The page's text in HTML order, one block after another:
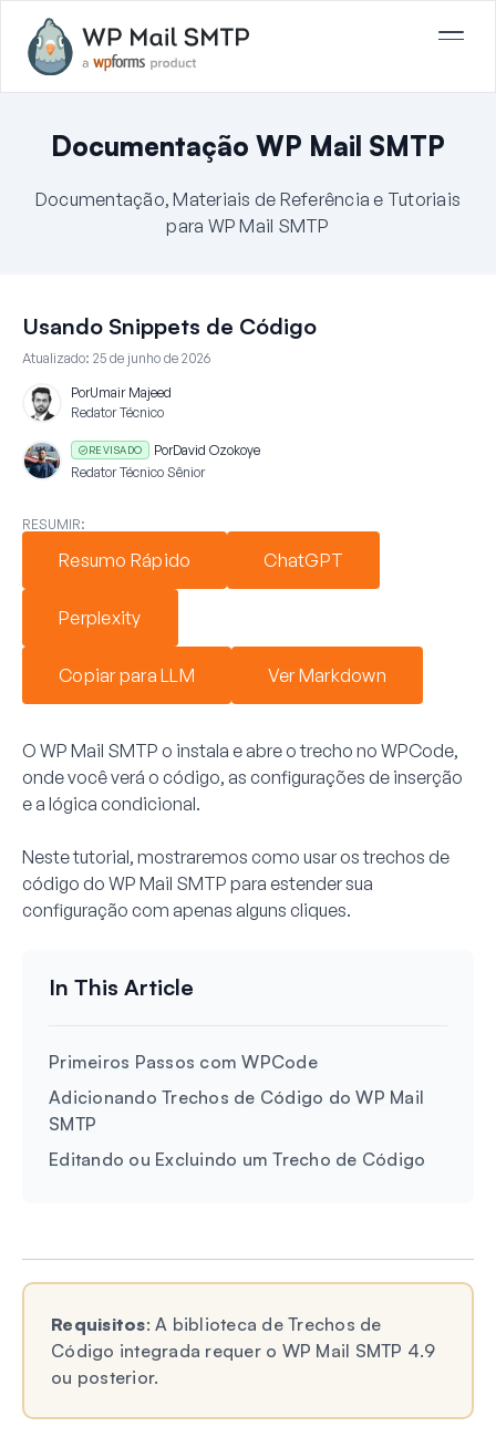
Documentação WP Mail SMTP
Documentação, Materiais de Referência e Tutoriais
para WP Mail SMTP
Usando Snippets de Código
Atualizado: 25 de junho de 2026
PorUmair Majeed
Redator Técnico
REVISADO PorDavid Ozokoye
Redator Técnico Sênior
RESUMIR:
Resumo Rápido ChatGPT
Perplexity
Copiar para LLM Ver Markdown
O WP Mail SMTP o instala e abre o trecho no WPCode,
onde você verá o código, as configurações de inserção
e a lógica condicional.
Neste tutorial, mostraremos como usar os trechos de
código do WP Mail SMTP para estender sua
configuração com apenas alguns cliques.
Primeiros Passos com WPCode
Adicionando Trechos de Código do WP Mail
SMTP
Editando ou Excluindo um Trecho de Código
Requisitos: A biblioteca de Trechos de
Código integrada requer o WP Mail SMTP 4.9
ou posterior.